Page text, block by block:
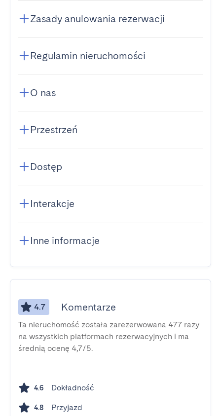
Zasady anulowania rezerwacji
Regulamin nieruchomości
O nas
Przestrzeń
Dostęp
Interakcje
Inne informacje
4.7 Komentarze
Ta nieruchomość została zarezerwowana 477 razy
na wszystkich platformach rezerwacyjnych i ma
średnią ocenę 4,7/5.
4.6 Dokładność
4.8 Przyjazd